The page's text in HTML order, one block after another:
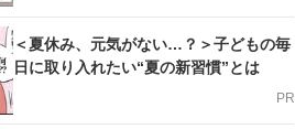
＜夏休み、元気がない…？＞子どもの毎
日に取り入れたい“夏の新習慣”とは
PR